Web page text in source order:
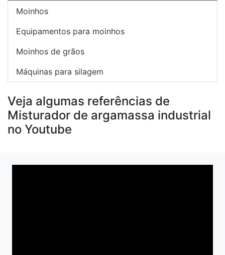
Moinhos
Equipamentos para moinhos
Moinhos de grãos
Máquinas para silagem
Veja algumas referências de
Misturador de argamassa industrial
no Youtube